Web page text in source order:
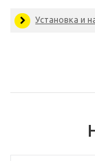
Установка